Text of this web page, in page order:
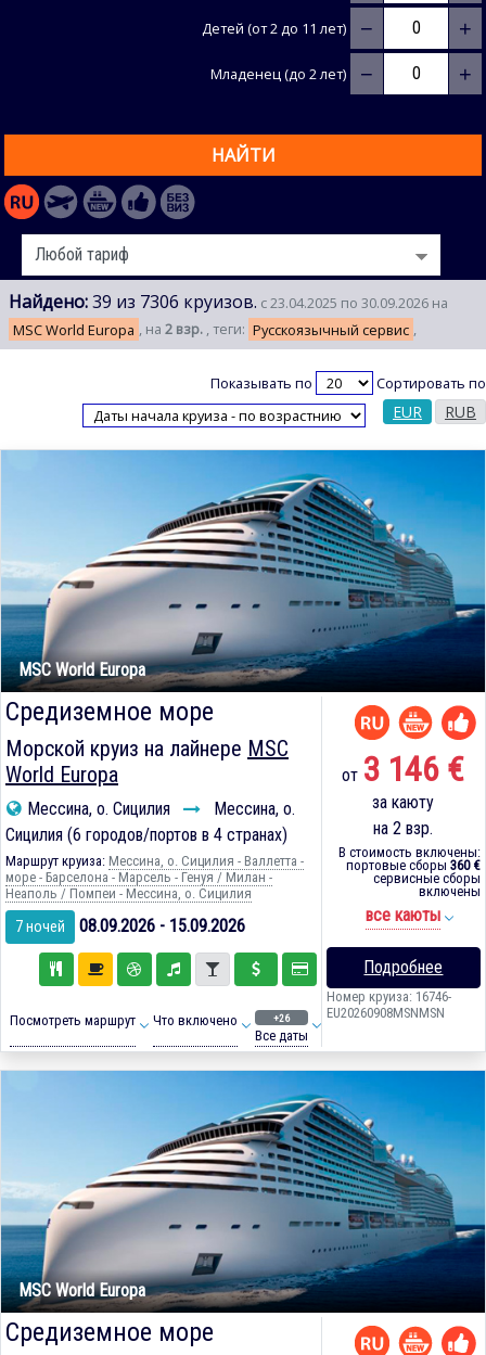
Детей (от 2 до 11 лет) − +
Младенец (до 2 лет) − +
НАЙТИ
Найдено:39 из 7306 круизов. с 23.04.2025 по 30.09.2026 на
MSC World Europa , на 2 взр. , теги: Русскоязычный сервис ,
Показывать по Сортировать по
EUR RUB
MSC World Europa
Средиземное море
Морской круиз на лайнере MSC
World Europa
Мессина, о. Сицилия
Мессина, о.
Сицилия (6 городов/портов в 4 странах)
Маршрут круиза: Мессина, о. Сицилия - Валлетта -
море - Барселона - Марсель - Генуя / Милан -
Неаполь / Помпеи - Мессина, о. Сицилия
7 ночей 08.09.2026 - 15.09.2026
Посмотреть маршрут Что включено +26
Все даты
от 3 146 €
за каюту
на 2 взр.
В стоимость включены:
портовые сборы 360 €
сервисные сборы
включены
все каюты
Подробнее
Номер круиза: 16746-
EU20260908MSNMSN
MSC World Europa
Средиземное море